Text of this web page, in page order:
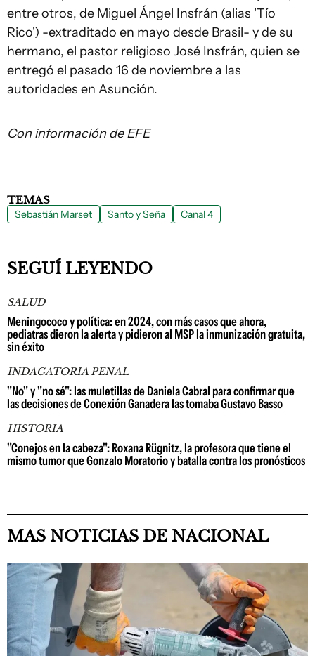
entre otros, de Miguel Ángel Insfrán (alias 'Tío
Rico') -extraditado en mayo desde Brasil- y de su
hermano, el pastor religioso José Insfrán, quien se
entregó el pasado 16 de noviembre a las
autoridades en Asunción.
Con información de EFE
TEMAS
Sebastián Marset Santo y Seña Canal 4
SEGUÍ LEYENDO
SALUD
Meningococo y política: en 2024, con más casos que ahora,
pediatras dieron la alerta y pidieron al MSP la inmunización gratuita,
sin éxito
INDAGATORIA PENAL
"No" y "no sé": las muletillas de Daniela Cabral para confirmar que
las decisiones de Conexión Ganadera las tomaba Gustavo Basso
HISTORIA
"Conejos en la cabeza": Roxana Rügnitz, la profesora que tiene el
mismo tumor que Gonzalo Moratorio y batalla contra los pronósticos
MAS NOTICIAS DE NACIONAL